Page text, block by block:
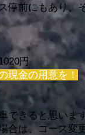
停前にもあり
円
現金の用意を！
できると思います
合は、コース変